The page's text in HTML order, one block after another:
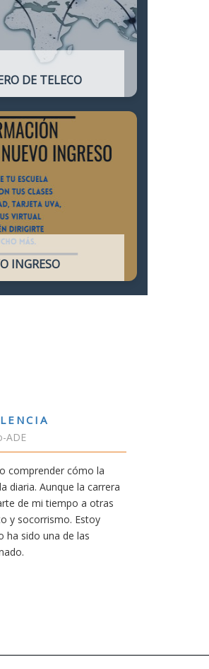
DE TELECO
de
habilita para el
INGRESO
TORICES
Ing.Tecnologías Telecomunicación
una buena motivación. La
trabajar en Japón y sin duda la
dará la oportunidad para ello.
duro, uno siempre piensa que
múltiples oportunidades que esta